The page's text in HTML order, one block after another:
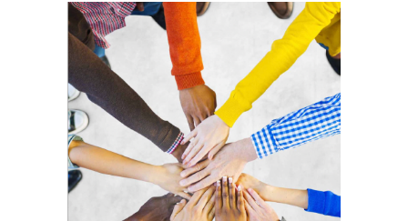
La prévention des conflits
d’intérêts
18 septembre 2023
FEUILLETER